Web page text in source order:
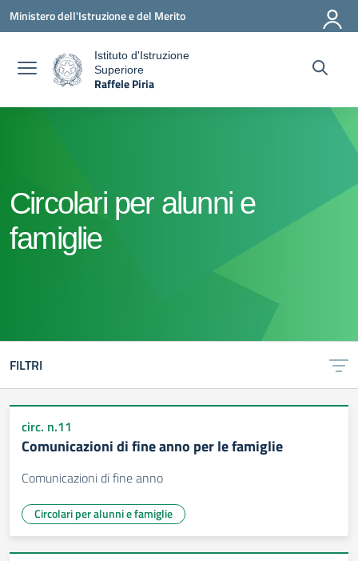
Vai ai contenuti
Vai al menu di navigazione
Vai al footer
Ministero dell'Istruzione e del Merito
Istituto d'Istruzione
Superiore
Raffele Piria
Circolari per alunni e
famiglie
FILTRI
circ. n.11
Comunicazioni di fine anno per le famiglie
Comunicazioni di fine anno
Circolari per alunni e famiglie